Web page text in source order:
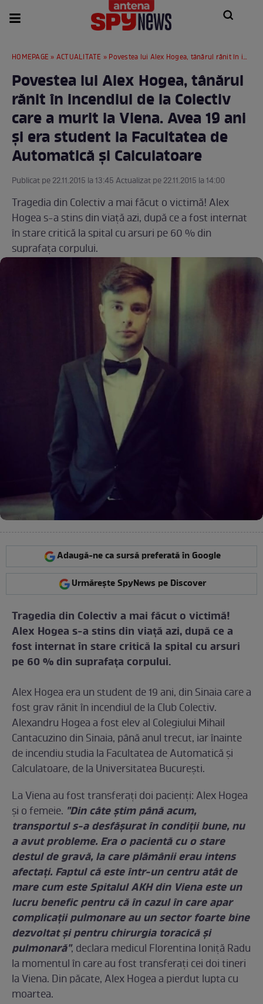
HOMEPAGE » ACTUALITATE » Povestea lui Alex Hogea, tânărul rănit în incendiul de la Colectiv care a murit la Viena. Avea 19 ani şi era student la Facultatea de Automatică și Calculatoare
Povestea lui Alex Hogea, tânărul
rănit în incendiul de la Colectiv
care a murit la Viena. Avea 19 ani
şi era student la Facultatea de
Automatică și Calculatoare
Publicat pe 22.11.2015 la 13:45 Actualizat pe 22.11.2015 la 14:00
Tragedia din Colectiv a mai făcut o victimă! Alex
Hogea s-a stins din viaţă azi, după ce a fost internat
în stare critică la spital cu arsuri pe 60 % din
suprafața corpului.
Adaugă-ne ca sursă preferată în Google
Urmărește SpyNews pe Discover
Tragedia din Colectiv a mai făcut o victimă!
Alex Hogea s-a stins din viaţă azi, după ce a
fost internat în stare critică la spital cu arsuri
pe 60 % din suprafața corpului.
Alex Hogea era un student de 19 ani, din Sinaia care a
fost grav rănit în incendiul de la Club Colectiv.
Alexandru Hogea a fost elev al Colegiului Mihail
Cantacuzino din Sinaia, până anul trecut, iar înainte
de incendiu studia la Facultatea de Automatică și
Calculatoare, de la Universitatea București.
La Viena au fost transferaţi doi pacienţi: Alex Hogea
şi o femeie. "Din câte știm până acum,
transportul s-a desfășurat în condiții bune, nu
a avut probleme. Era o pacientă cu o stare
destul de gravă, la care plămânii erau intens
afectați. Faptul că este într-un centru atât de
mare cum este Spitalul AKH din Viena este un
lucru benefic pentru că în cazul în care apar
complicații pulmonare au un sector foarte bine
dezvoltat și pentru chirurgia toracică și
pulmonară", declara medicul Florentina Ioniță Radu
la momentul în care au fost transferaţi cei doi tineri
la Viena. Din păcate, Alex Hogea a pierdut lupta cu
moartea.